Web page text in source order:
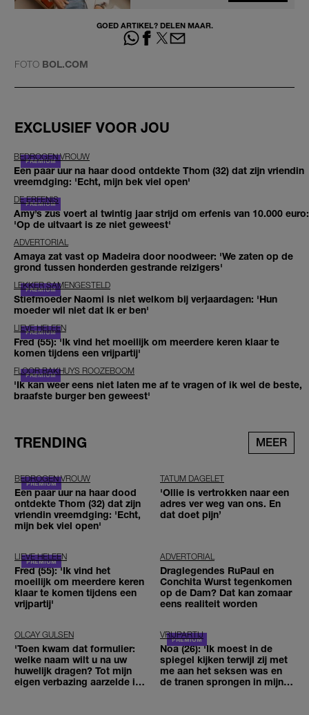
GOED ARTIKEL? DELEN MAAR.
FOTO BOL.COM
EXCLUSIEF VOOR JOU
BEDROGEN VROUW
Een paar uur na haar dood ontdekte Thom (32) dat zijn vriendin
vreemdging: 'Echt, mijn bek viel open'
DE ERFENIS
Amy’s zus voert al twintig jaar strijd om erfenis van 10.000 euro:
'Op de uitvaart is ze niet geweest'
ADVERTORIAL
Amaya zat vast op Madeira door noodweer: 'We zaten op de
grond tussen honderden gestrande reizigers'
LEKKER SAMENGESTELD
Stiefmoeder Naomi is niet welkom bij verjaardagen: 'Hun
moeder wil niet dat ik er ben'
LIEVE HELEEN
Fred (55): 'Ik vind het moeilijk om meerdere keren klaar te
komen tijdens een vrijpartij'
FLOOR BAKHUYS ROOZEBOOM
'Ik kan weer eens niet laten me af te vragen of ik wel de beste,
braafste burger ben geweest'
TRENDING MEER
BEDROGEN VROUW
Een paar uur na haar dood
ontdekte Thom (32) dat zijn
vriendin vreemdging: 'Echt,
mijn bek viel open'
TATUM DAGELET
'Ollie is vertrokken naar een
adres ver weg van ons. En
dat doet pijn’
LIEVE HELEEN
Fred (55): 'Ik vind het
moeilijk om meerdere keren
klaar te komen tijdens een
vrijpartij'
ADVERTORIAL
Draglegendes RuPaul en
Conchita Wurst tegenkomen
op de Dam? Dat kan zomaar
eens realiteit worden
OLCAY GULSEN
'Toen kwam dat formulier:
welke naam wilt u na uw
huwelijk dragen? Tot mijn
eigen verbazing aarzelde ik
VRIJPARTIJ
Noa (26): 'Ik moest in de
spiegel kijken terwijl zij met
me aan het seksen was en
de tranen sprongen in mijn